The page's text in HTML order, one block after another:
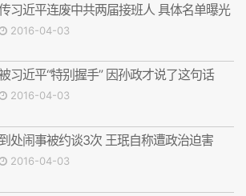
习近平连废中共两届接班人 具体名单曝光
2016-04-03
习近平“特别握手” 因孙政才说了这句话
2016-04-03
到处闹事被约谈3次 王珉自称遭政治迫害
2016-04-03